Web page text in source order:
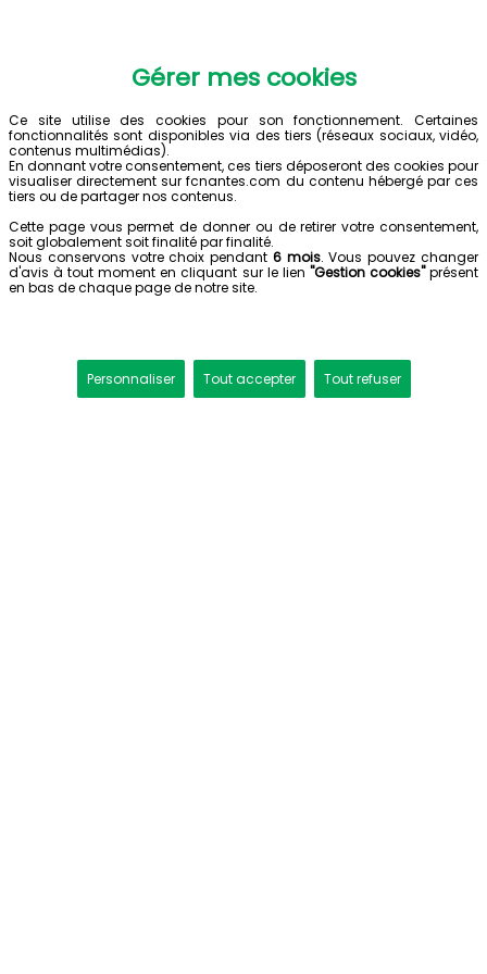
Gérer mes cookies
Ce site utilise des cookies pour son fonctionnement. Certaines
fonctionnalités sont disponibles via des tiers (réseaux sociaux, vidéo,
contenus multimédias).
En donnant votre consentement, ces tiers déposeront des cookies pour
visualiser directement sur fcnantes.com du contenu hébergé par ces
tiers ou de partager nos contenus.
Cette page vous permet de donner ou de retirer votre consentement,
soit globalement soit finalité par finalité.
Nous conservons votre choix pendant 6 mois. Vous pouvez changer
d'avis à tout moment en cliquant sur le lien "Gestion cookies"présent
en bas de chaque page de notre site.
Personnaliser Tout accepter Tout refuser